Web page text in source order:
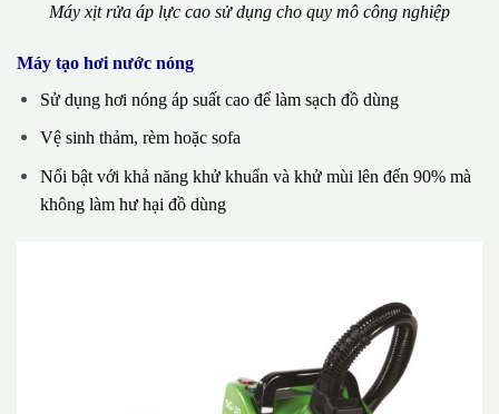
Máy xịt rửa áp lực cao sử dụng cho quy mô công nghiệp
Máy tạo hơi nước nóng
Sử dụng hơi nóng áp suất cao để làm sạch đồ dùng
Vệ sinh thảm, rèm hoặc sofa
Nổi bật với khả năng khử khuẩn và khử mùi lên đến 90% mà
không làm hư hại đồ dùng